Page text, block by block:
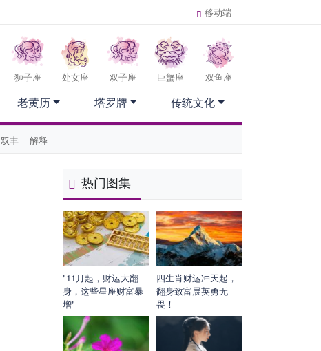
移动端
狮子座 处女座 双子座 巨蟹座 双鱼座
双丰 解释
老黄历 塔罗牌 传统文化
热门图集
"11月起，财运大翻
身，这些星座财富暴
增"
四生肖财运冲天起，
翻身致富展英勇无
畏！